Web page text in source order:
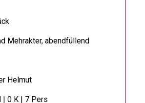
Mehrakter, abendfüllend
Helmut
| 0 K | 7 Pers